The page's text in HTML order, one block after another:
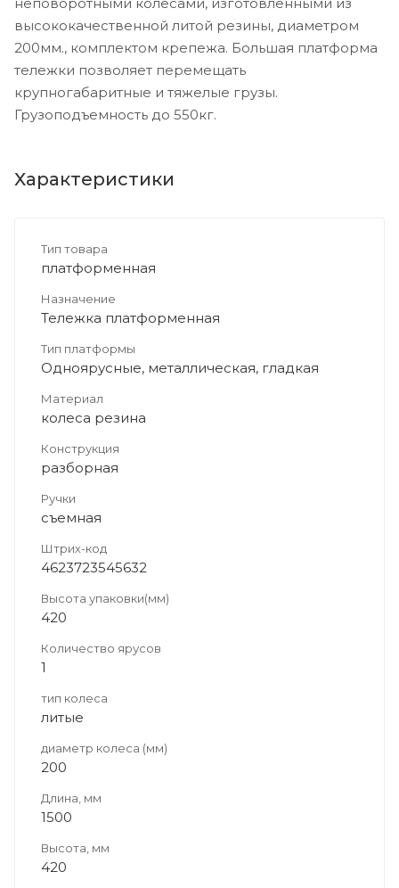
высококачественной литой резины, диаметром
200мм., комплектом крепежа. Большая платформа
тележки позволяет перемещать
крупногабаритные и тяжелые грузы.
Грузоподъемность до 550кг.
Характеристики
Тип товара
платформенная
Назначение
Тележка платформенная
Тип платформы
Одноярусные, металлическая, гладкая
Материал
колеса резина
Конструкция
разборная
Ручки
съемная
Штрих-код
4623723545632
Высота упаковки(мм)
420
Количество ярусов
1
тип колеса
литые
диаметр колеса (мм)
200
Длина, мм
1500
Высота, мм
420